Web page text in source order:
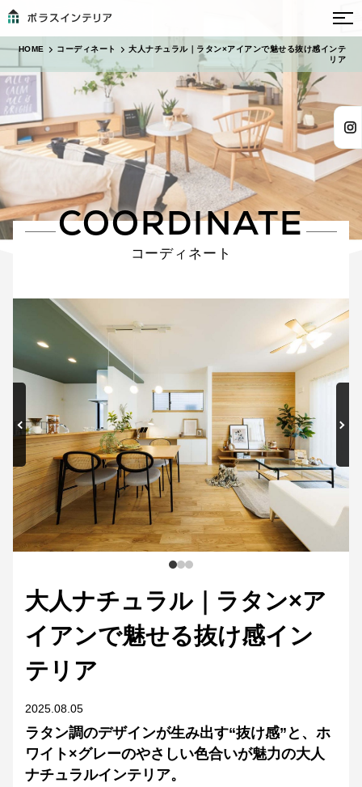
HOME コーディネート
大人ナチュラル｜ラタン×アイアンで魅せる抜け感インテ
リア
COORDINATE
コーディネート
大人ナチュラル｜ラタン×ア
イアンで魅せる抜け感イン
テリア
2025.08.05
ラタン調のデザインが生み出す“抜け感”と、ホ
ワイト×グレーのやさしい色合いが魅力の大人
ナチュラルインテリア。